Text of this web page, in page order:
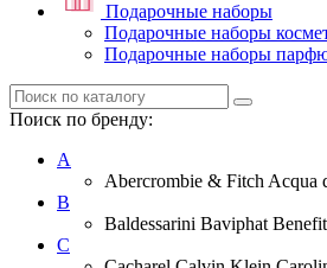
Подарочные наборы
Подарочные наборы
Подарочные наборы
Поиск по бренду:
A
Abercrombie & Fitch Acqua
B
Baldessarini Baviphat
C